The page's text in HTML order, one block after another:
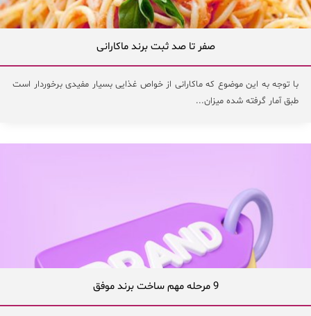
صفر تا صد ثبت برند ماکارانی
با توجه به این موضوع که ماکارانی از خواص غذایی بسیار مفیدی برخوردار است
طبق آمار گرفته شده میزان...
9 مرحله مهم ساخت برند موفق